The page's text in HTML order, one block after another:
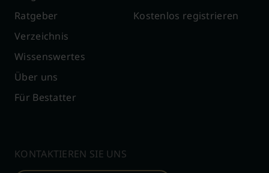
Ratgeber
Verzeichnis
Wissenswertes
Über uns
Für Bestatter
Kostenlos registrieren
KONTAKTIEREN SIE UNS